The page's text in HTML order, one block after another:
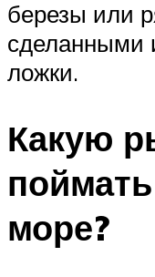
березы или
сделанными
ложки.
Какую
море?